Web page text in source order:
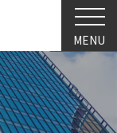
MENU